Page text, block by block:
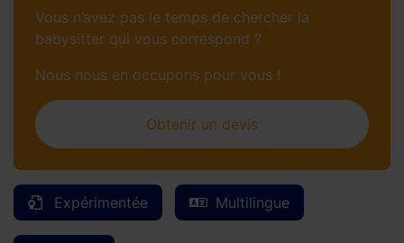
Expérimentée Multilingue
Vous n’avez pas le temps de chercher la
babysitter qui vous correspond ?
Nous nous en occupons pour vous !
Obtenir un devis